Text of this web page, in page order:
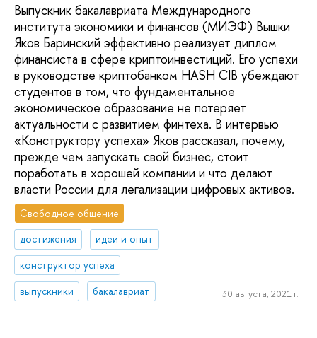
Выпускник бакалавриата Международного
института экономики и финансов (МИЭФ) Вышки
Яков Баринский эффективно реализует диплом
финансиста в сфере криптоинвестиций. Его успехи
в руководстве криптобанком HASH CIB убеждают
студентов в том, что фундаментальное
экономическое образование не потеряет
актуальности с развитием финтеха. В интервью
«Конструктору успеха» Яков рассказал, почему,
прежде чем запускать свой бизнес, стоит
поработать в хорошей компании и что делают
власти России для легализации цифровых активов.
Свободное общение
достижения
идеи и опыт
конструктор успеха
выпускники
бакалавриат 30 августа, 2021 г.